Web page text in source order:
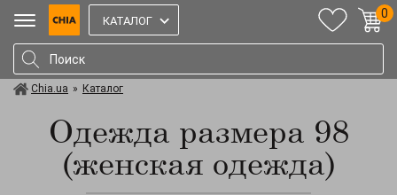
КАТАЛОГ
0
Chia.ua » Каталог
Одежда размера 98
(женская одежда)